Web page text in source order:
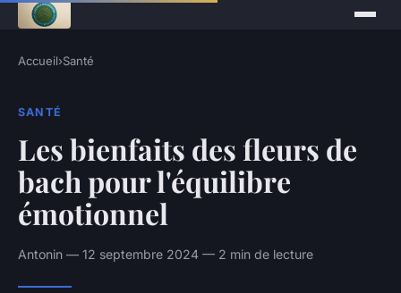
Accueil›Santé
SANTÉ
Les bienfaits des fleurs de
bach pour l'équilibre
émotionnel
Antonin — 12 septembre 2024 — 2 min de lecture